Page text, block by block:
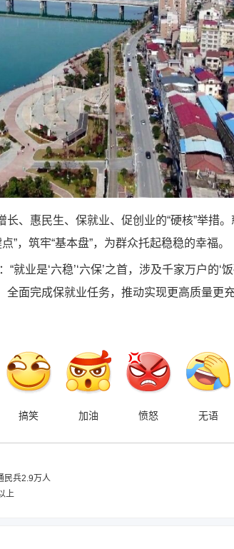
惠民生、保就业、促创业的“硬核”举措。
”，筑牢“基本盘”，为群众托起稳稳的幸福。
业是‘六稳’‘六保’之首，涉及千家万户的‘
全面完成保就业任务，推动实现更高质量更
搞笑 加油 愤怒 无语
民兵2.9万人
上